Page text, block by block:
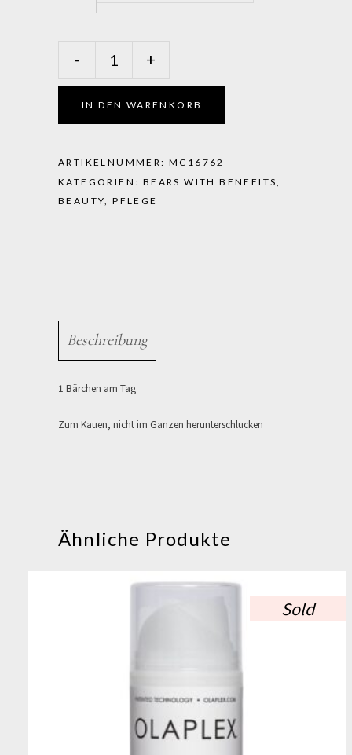
mazing
hair
Für
volles
Haar
&
- +
IN DEN WARENKORB
ARTIKELNUMMER: MC16762
KATEGORIEN: BEARS WITH BENEFITS,
BEAUTY,PFLEGE
Beschreibung
1 Bärchen am Tag
Zum Kauen, nicht im Ganzen herunterschlucken
Ähnliche Produkte
Sold
Dieses